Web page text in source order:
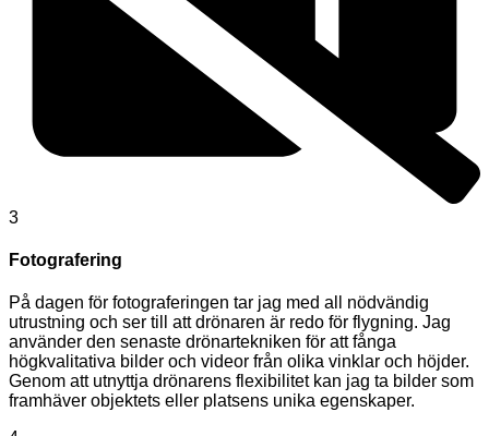
3
Fotografering
På dagen för fotograferingen tar jag med all nödvändig
utrustning och ser till att drönaren är redo för flygning. Jag
använder den senaste drönartekniken för att fånga
högkvalitativa bilder och videor från olika vinklar och höjder.
Genom att utnyttja drönarens flexibilitet kan jag ta bilder som
framhäver objektets eller platsens unika egenskaper.